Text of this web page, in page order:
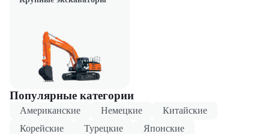
Популярные категории
Американские Немецкие
Китайские
Корейские
Турецкие Японские